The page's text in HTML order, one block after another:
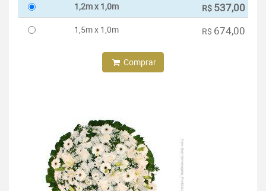
1,2m x 1,0m R$ 537,00
1,5m x 1,0m R$ 674,00
Comprar